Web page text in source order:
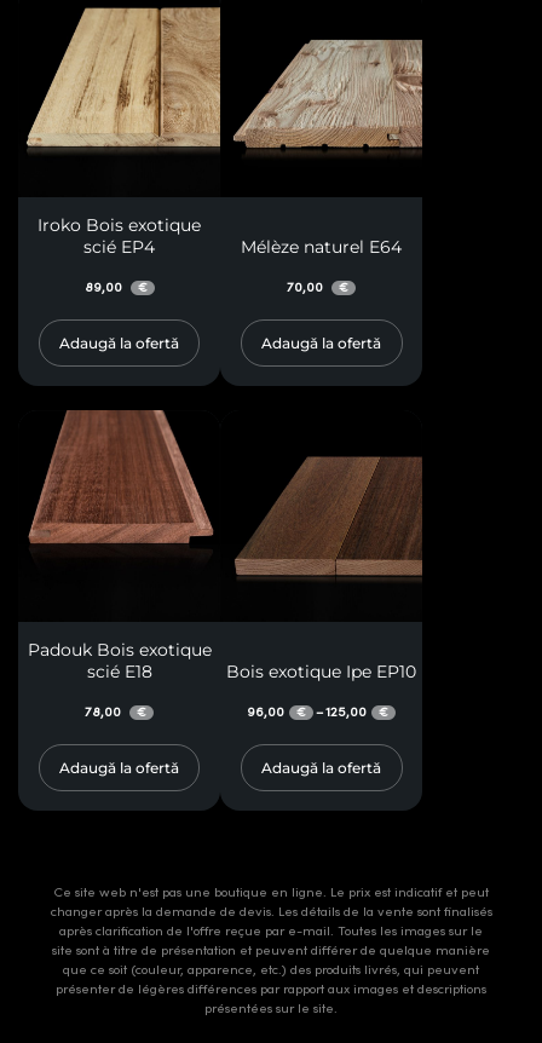
Iroko Bois exotique
scié EP4
89,00 €
Adaugă la ofertă
Mélèze naturel E64
70,00 €
Adaugă la ofertă
Padouk Bois exotique
scié E18
78,00 €
Adaugă la ofertă
Bois exotique Ipe EP10
96,00 € –125,00 €
Adaugă la ofertă
Ce site web n'est pas une boutique en ligne. Le prix est indicatif et peut
changer après la demande de devis. Les détails de la vente sont finalisés
après clarification de l'offre reçue par e-mail. Toutes les images sur le
site sont à titre de présentation et peuvent différer de quelque manière
que ce soit (couleur, apparence, etc.) des produits livrés, qui peuvent
présenter de légères différences par rapport aux images et descriptions
présentées sur le site.